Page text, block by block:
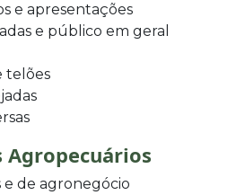
e apresentações
e público em geral
telões
Agropecuários
de agronegócio